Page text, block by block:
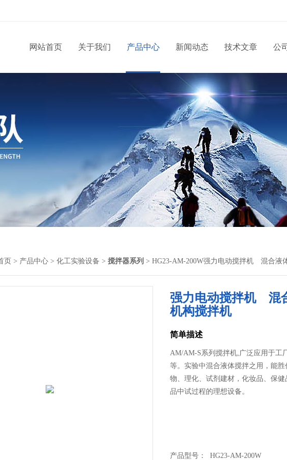
网站首页 关于我们 产品中心 新闻动态 技术文章 公
页 > 产品中心 > 化工实验设备 > 搅拌器系列 > HG23-AM-200W强力电动搅拌机 混合
强力电动搅拌机 混
机构搅拌机
简单描述
AM/AM-S系列搅拌机,广泛应用于工
等。实验中混合液体搅拌之用，能
物、理化、试剂建材，化妆品、保
品中试过程的理想设备。
产品型号： HG23-AM-200W